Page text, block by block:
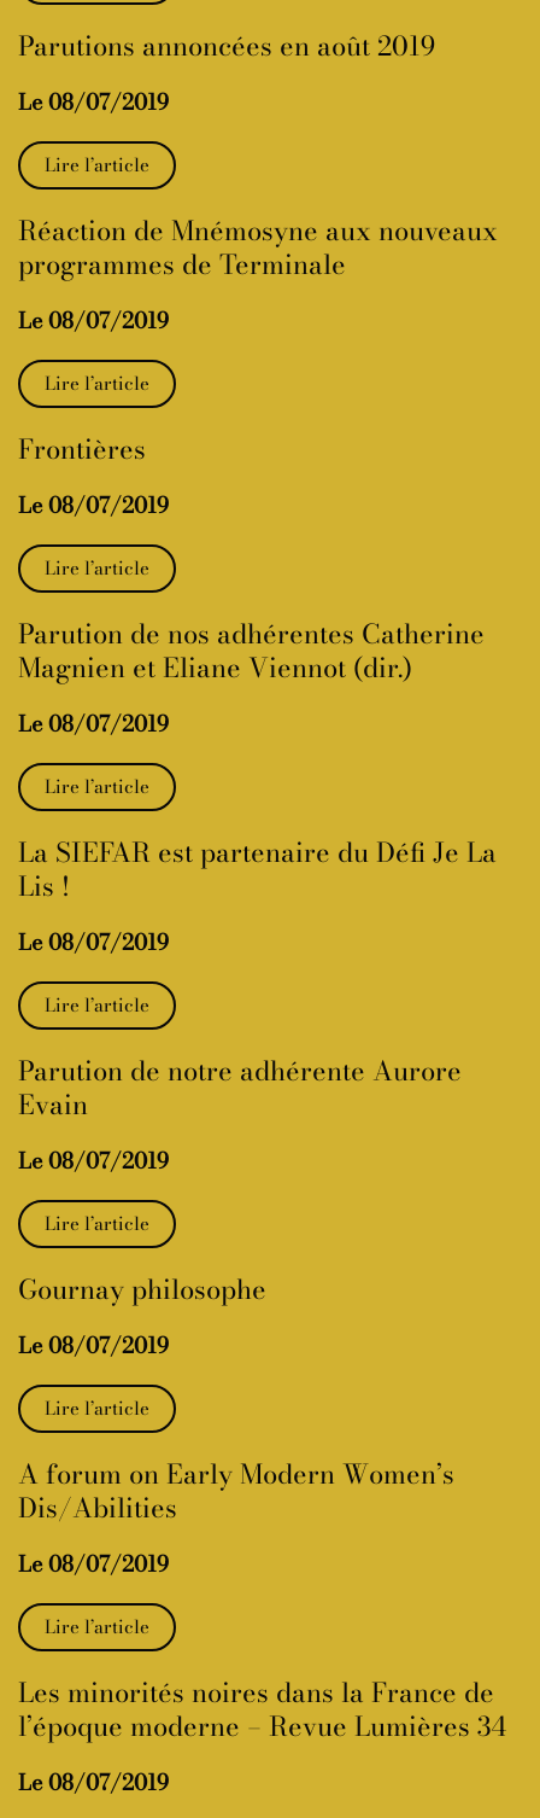
Parutions annoncées en août 2019
Le 08/07/2019
Lire l’article
Réaction de Mnémosyne aux nouveaux
programmes de Terminale
Le 08/07/2019
Lire l’article
Frontières
Le 08/07/2019
Lire l’article
Parution de nos adhérentes Catherine
Magnien et Eliane Viennot (dir.)
Le 08/07/2019
Lire l’article
La SIEFAR est partenaire du Défi Je La
Lis !
Le 08/07/2019
Lire l’article
Parution de notre adhérente Aurore
Evain
Le 08/07/2019
Lire l’article
Gournay philosophe
Le 08/07/2019
Lire l’article
A forum on Early Modern Women’s
Dis/Abilities
Le 08/07/2019
Lire l’article
Les minorités noires dans la France de
l’époque moderne – Revue Lumières 34
Le 08/07/2019